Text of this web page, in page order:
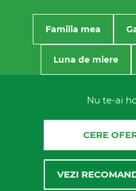
Familia mea
Luna de miere
Nu te-ai
CERE
VEZI